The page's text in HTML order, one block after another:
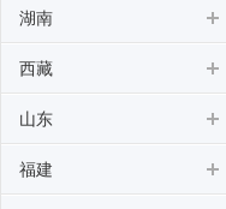
湖南
西藏
山东
福建